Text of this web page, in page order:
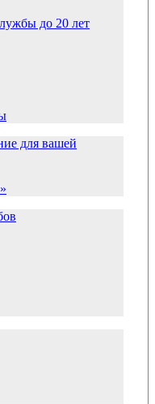
до 20 лет
для вашей